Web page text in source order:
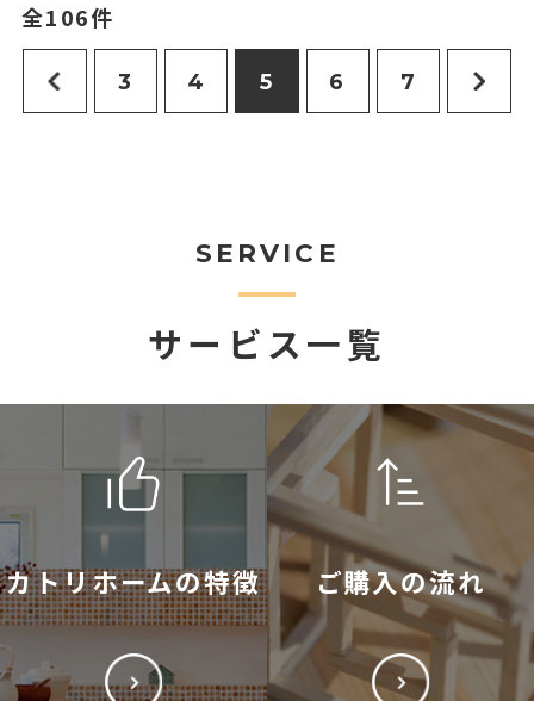
全106件
3 4 5 6 7
SERVICE
サービス一覧
カトリホームの特徴 ご購入の流れ